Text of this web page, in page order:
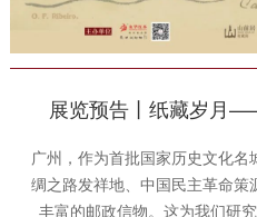
展览预告丨纸藏岁月
广州，作为首批国家历史文化
绸之路发祥地、中国民主革命
丰富的邮政信物。这为我们研